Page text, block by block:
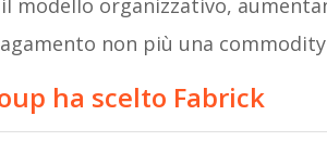
modello organizzativo,
non più una
ha scelto Fabrick